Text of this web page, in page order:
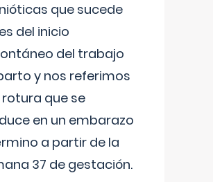
que sucede
del inicio
del trabajo
y nos referimos
rotura que se
en un embarazo
a partir de la
37 de gestación.